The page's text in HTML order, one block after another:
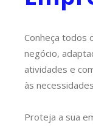
Conheça todos
negócio,
atividades e
às
Proteja a sua